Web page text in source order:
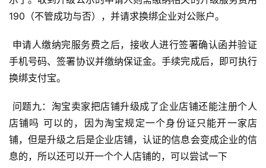
190（不管成功与否），并请求换绑企业对公账户。
手机号码、签署协议并缴纳保证金。手续完成后，即可执行
换绑支付宝。
店铺吗 可以的，因为淘宝规定一个身份证只能开一家店
铺，但是升级之后是企业店铺，认证的信息会变成企业的信
息的，所以还可以开一个个人店铺的，可以尝试一下